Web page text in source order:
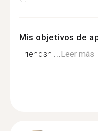
Mis objetivos de
Friendshi...Leer más